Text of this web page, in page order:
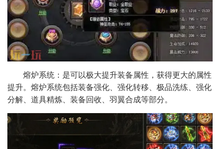
熔炉系统：是可以极大提升装备属性，获得更大的属性
提升。熔炉系统包括装备强化、强化转移、极品洗练、强化
分解、道具精炼、装备回收、羽翼合成等部分。